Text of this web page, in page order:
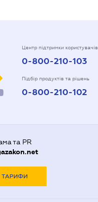
Центр підтримки користувачів
0-800-210-103
Підбір продуктів та рішень
0-800-210-102
та PR
ТАРИФИ